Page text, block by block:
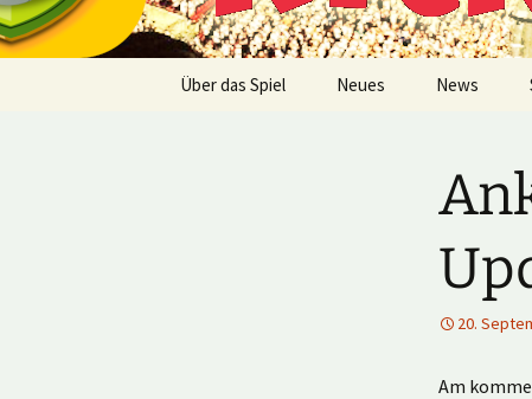
Über das Spiel Neues News
20.
Am